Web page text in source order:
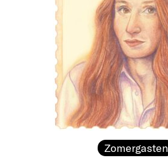
Zomergasten